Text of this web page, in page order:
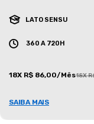
LATO SENSU
360 A 720H
18X R$ 86,00/Mês18X
SAIBA MAIS